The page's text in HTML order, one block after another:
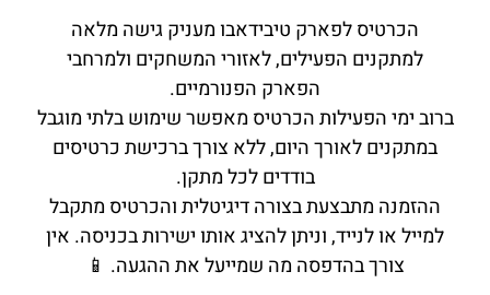
הכרטיס לפארק טיבידאבו מעניק גישה מלאה
למתקנים הפעילים, לאזורי המשחקים ולמרחבי
הפארק הפנורמיים.
ברוב ימי הפעילות הכרטיס מאפשר שימוש בלתי מוגבל
במתקנים לאורך היום, ללא צורך ברכישת כרטיסים
בודדים לכל מתקן.
ההזמנה מתבצעת בצורה דיגיטלית והכרטיס מתקבל
למייל או לנייד, וניתן להציג אותו ישירות בכניסה. אין
צורך בהדפסה מה שמייעל את ההגעה. 📱